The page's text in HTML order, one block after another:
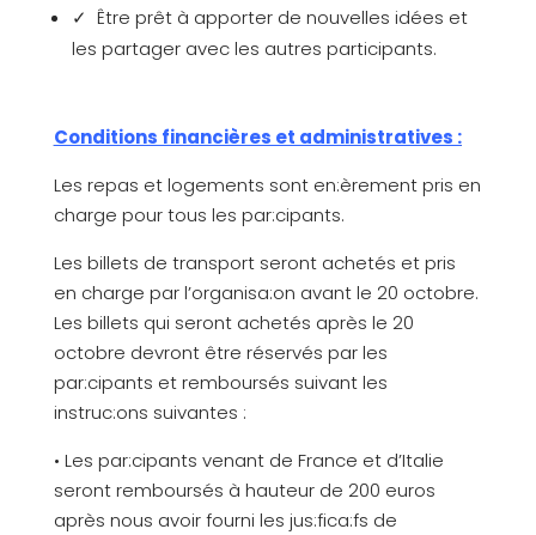
✓ Être prêt à apporter de nouvelles idées et
les partager avec les autres participants.
Conditions financières et administratives :
Les repas et logements sont en:èrement pris en
charge pour tous les par:cipants.
Les billets de transport seront achetés et pris
en charge par l’organisa:on avant le 20 octobre.
Les billets qui seront achetés après le 20
octobre devront être réservés par les
par:cipants et remboursés suivant les
instruc:ons suivantes :
• Les par:cipants venant de France et d’Italie
seront remboursés à hauteur de 200 euros
après nous avoir fourni les jus:fica:fs de